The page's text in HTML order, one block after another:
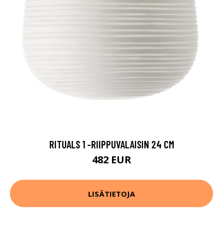
RITUALS 1 -RIIPPUVALAISIN 24 CM
482 EUR
LISÄTIETOJA